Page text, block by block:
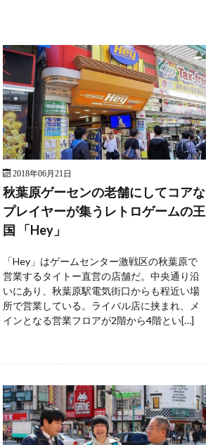
2018年06月21日
秋葉原ゲーセンの老舗にしてコアな
プレイヤーが集うレトロゲームの王
国 「Hey」
「Hey」はゲームセンター激戦区の秋葉原で
営業するタイトー直営の店舗だ。中央通り沿
いにあり、秋葉原駅電気街口からも程近い場
所で営業している。ライバル店に挟まれ、メ
インとなる営業フロアが2階から4階とい[…]